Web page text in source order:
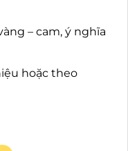
– cam, ý nghĩa
hoặc theo